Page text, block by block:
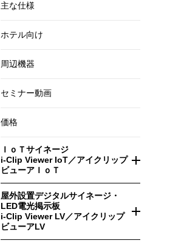
主な仕様
ホテル向け
周辺機器
セミナー動画
価格
ＩｏＴサイネージ
i-Clip Viewer IoT／アイクリップ
ビューアＩｏＴ
屋外設置デジタルサイネージ・
LED電光掲示板
i-Clip Viewer LV／アイクリップ
ビューアLV